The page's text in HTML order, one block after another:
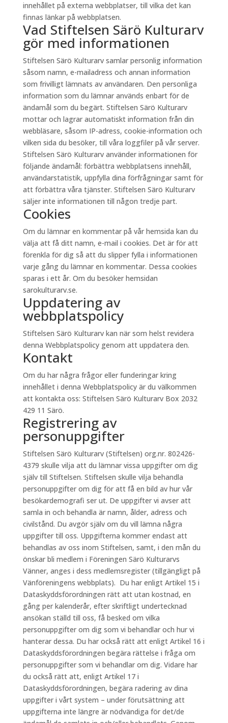
innehållet på externa webbplatser, till vilka det kan
finnas länkar på webbplatsen.
Vad Stiftelsen Särö Kulturarv
gör med informationen
Stiftelsen Särö Kulturarv samlar personlig information
såsom namn, e-mailadress och annan information
som frivilligt lämnats av användaren. Den personliga
information som du lämnar används enbart för de
ändamål som du begärt. Stiftelsen Särö Kulturarv
mottar och lagrar automatiskt information från din
webbläsare, såsom IP-adress, cookie-information och
vilken sida du besöker, till våra loggfiler på vår server.
Stiftelsen Särö Kulturarv använder informationen för
följande ändamål: förbättra webbplatsens innehåll,
användarstatistik, uppfylla dina förfrågningar samt för
att förbättra våra tjänster. Stiftelsen Särö Kulturarv
säljer inte informationen till någon tredje part.
Cookies
Om du lämnar en kommentar på vår hemsida kan du
välja att få ditt namn, e-mail i cookies. Det är för att
förenkla för dig så att du slipper fylla i informationen
varje gång du lämnar en kommentar. Dessa cookies
sparas i ett år. Om du besöker hemsidan
sarokulturarv.se.
Uppdatering av
webbplatspolicy
Stiftelsen Särö Kulturarv kan när som helst revidera
denna Webbplatspolicy genom att uppdatera den.
Kontakt
Om du har några frågor eller funderingar kring
innehållet i denna Webbplatspolicy är du välkommen
att kontakta oss: Stiftelsen Särö Kulturarv Box 2032
429 11 Särö.
Registrering av
personuppgifter
Stiftelsen Särö Kulturarv (Stiftelsen) org.nr. 802426-
4379 skulle vilja att du lämnar vissa uppgifter om dig
själv till Stiftelsen. Stiftelsen skulle vilja behandla
personuppgifter om dig för att få en bild av hur vår
besökardemografi ser ut. De uppgifter vi avser att
samla in och behandla är namn, ålder, adress och
civilstånd. Du avgör själv om du vill lämna några
uppgifter till oss. Uppgifterna kommer endast att
behandlas av oss inom Stiftelsen, samt, i den mån du
önskar bli medlem i Föreningen Särö Kulturarvs
Vänner, anges i dess medlemsregister (tillgängligt på
Vänföreningens webbplats). Du har enligt Artikel 15 i
Dataskyddsförordningen rätt att utan kostnad, en
gång per kalenderår, efter skriftligt undertecknad
ansökan ställd till oss, få besked om vilka
personuppgifter om dig som vi behandlar och hur vi
hanterar dessa. Du har också rätt att enligt Artikel 16 i
Dataskyddsförordningen begära rättelse i fråga om
personuppgifter som vi behandlar om dig. Vidare har
du också rätt att, enligt Artikel 17 i
Dataskyddsförordningen, begära radering av dina
uppgifter i vårt system – under förutsättning att
uppgifterna inte längre är nödvändiga för det/de